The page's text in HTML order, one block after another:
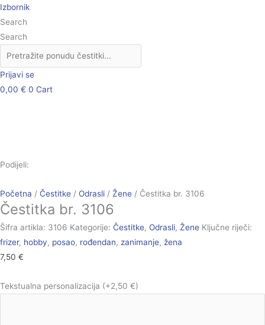
Skip
to
content
Izbornik
Search
Search
Prijavi se
0,00 € 0 Cart
Podijeli:
Početna / Čestitke / Odrasli / Žene / Čestitka br. 3106
Čestitka br. 3106
Šifra artikla: 3106 Kategorije: Čestitke, Odrasli, Žene Ključne riječi:
frizer, hobby, posao, rođendan, zanimanje, žena
7,50 €
Tekstualna personalizacija (+2,50 €)
Čestitka
br.
3106
količina